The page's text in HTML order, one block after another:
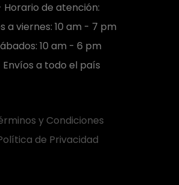
Horario de atención:
a viernes: 10 am - 7 pm
10 am - 6 pm
a todo el país
y Condiciones
de Privacidad